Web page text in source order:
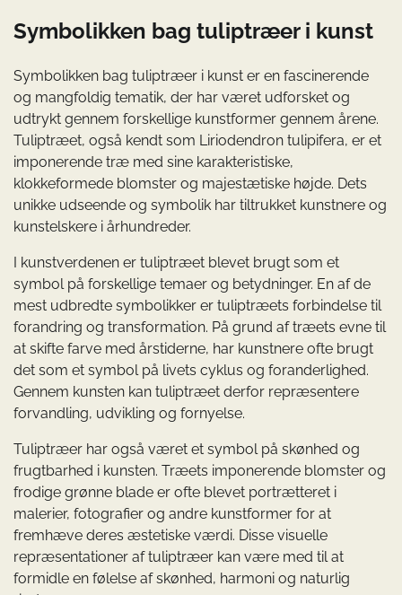
Symbolikken bag tuliptræer i kunst
Symbolikken bag tuliptræer i kunst er en fascinerende
og mangfoldig tematik, der har været udforsket og
udtrykt gennem forskellige kunstformer gennem årene.
Tuliptræet, også kendt som Liriodendron tulipifera, er et
imponerende træ med sine karakteristiske,
klokkeformede blomster og majestætiske højde. Dets
unikke udseende og symbolik har tiltrukket kunstnere og
kunstelskere i århundreder.
I kunstverdenen er tuliptræet blevet brugt som et
symbol på forskellige temaer og betydninger. En af de
mest udbredte symbolikker er tuliptræets forbindelse til
forandring og transformation. På grund af træets evne til
at skifte farve med årstiderne, har kunstnere ofte brugt
det som et symbol på livets cyklus og foranderlighed.
Gennem kunsten kan tuliptræet derfor repræsentere
forvandling, udvikling og fornyelse.
Tuliptræer har også været et symbol på skønhed og
frugtbarhed i kunsten. Træets imponerende blomster og
frodige grønne blade er ofte blevet portrætteret i
malerier, fotografier og andre kunstformer for at
fremhæve deres æstetiske værdi. Disse visuelle
repræsentationer af tuliptræer kan være med til at
formidle en følelse af skønhed, harmoni og naturlig